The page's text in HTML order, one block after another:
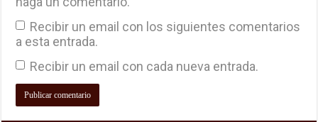
Recibir un email con los siguientes comentarios
a esta entrada.
Recibir un email con cada nueva entrada.